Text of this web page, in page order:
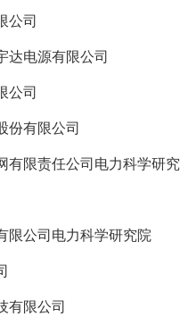
公司
达电源有限公司
公司
份有限公司
有限责任公司电力科学研究
限公司电力科学研究院
有限公司